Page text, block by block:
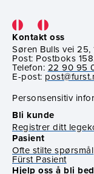
Kontakt oss
Søren Bulls vei 25,
Post: Postboks
Telefon: 22 90 95
E-post:
Personsensitiv
Bli kunde
Registrer ditt
Pasient
Ofte stilte spørsmål
Fürst Pasient
Hjelp oss å bli